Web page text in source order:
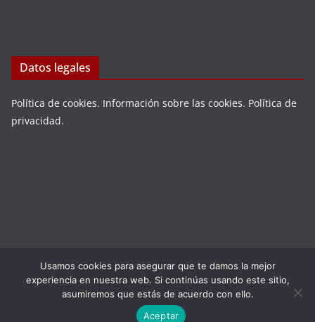
Datos legales
Política de cookies. Información sobre las cookies. Política de
privacidad.
Copyright © 2026LA VIEJA ESPAÑA. Todos los derechos
reservados.
por ThemeGrill. Funciona con
Usamos cookies para asegurar que te damos la mejor
experiencia en nuestra web. Si continúas usando este sitio,
asumiremos que estás de acuerdo con ello.
Aceptar